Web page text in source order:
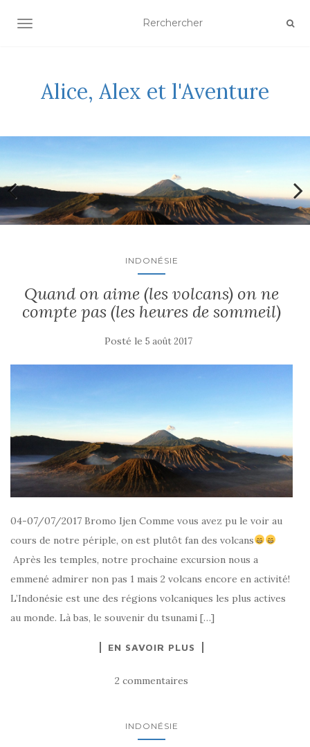
AFFICHER/MASQUER LA NAVIGATION
Alice, Alex et l'Aventure
INDONÉSIE
Quand on aime (les volcans) on ne
compte pas (les heures de sommeil)
Posté le 5 août 2017
04-07/07/2017 Bromo Ijen Comme vous avez pu le voir au
cours de notre périple, on est plutôt fan des volcans
Après les temples, notre prochaine excursion nous a
emmené admirer non pas 1 mais 2 volcans encore en activité!
L’Indonésie est une des régions volcaniques les plus actives
au monde. Là bas, le souvenir du tsunami […]
EN SAVOIR PLUS
2 commentaires
INDONÉSIE